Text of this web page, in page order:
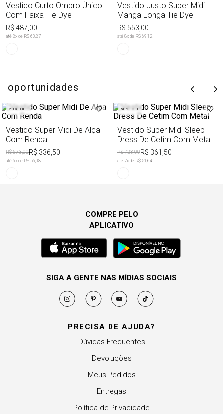
Vestido Curto Ombro Único
Com Faixa Tie Dye
R$ 487,00
até 8x de R$ 60,87
Vestido Justo Super Midi
Manga Longa Tie Dye
R$ 553,00
até 8x de R$ 69,12
oportunidades
50% OFF
Vestido Super Midi De Alça
Com Renda
R$ 673,00R$ 336,50
até 6x de R$ 56,08
50% OFF
Vestido Super Midi Sleep
Dress De Cetim Com Metal
R$ 723,00R$ 361,50
até 7x de R$ 51,64
PRECISA DE AJUDA?
Dúvidas Frequentes
Devoluções
Meus Pedidos
Entregas
Política de Privacidade
COMPRE PELO
APLICATIVO
SIGA A GENTE NAS MÍDIAS SOCIAIS